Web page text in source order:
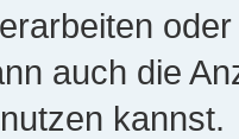
auch die
kannst.